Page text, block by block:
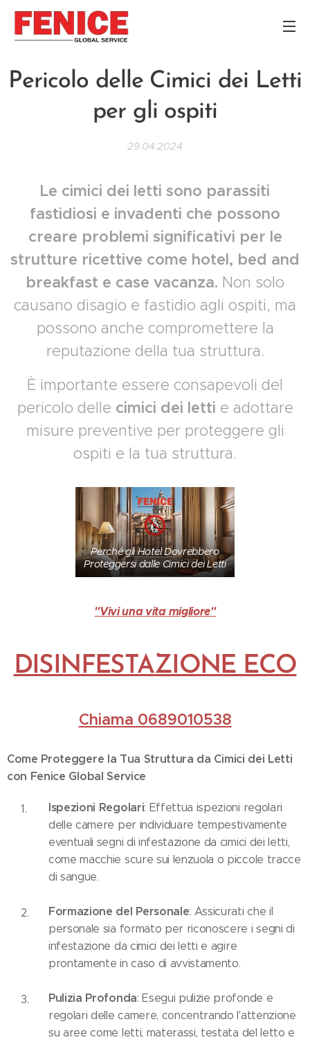
Pericolo delle Cimici dei Letti
per gli ospiti
29.04.2024
Le cimici dei letti sono parassiti
fastidiosi e invadenti che possono
creare problemi significativi per le
strutture ricettive come hotel, bed and
breakfast e case vacanza. Non solo
causano disagio e fastidio agli ospiti, ma
possono anche compromettere la
reputazione della tua struttura.
È importante essere consapevoli del
pericolo delle cimici dei letti e adottare
misure preventive per proteggere gli
ospiti e la tua struttura.
Perché gli Hotel Dovrebbero
Proteggersi dalle Cimici dei Letti
"Vivi una vita migliore"
DISINFESTAZIONE ECO
Chiama 0689010538
Come Proteggere la Tua Struttura da Cimici dei Letti
con Fenice Global Service
Ispezioni Regolari: Effettua ispezioni regolari
delle camere per individuare tempestivamente
eventuali segni di infestazione da cimici dei letti,
come macchie scure sui lenzuola o piccole tracce
di sangue.
Formazione del Personale: Assicurati che il
personale sia formato per riconoscere i segni di
infestazione da cimici dei letti e agire
prontamente in caso di avvistamento.
Pulizia Profonda: Esegui pulizie profonde e
regolari delle camere, concentrando l'attenzione
su aree come letti, materassi, testata del letto e